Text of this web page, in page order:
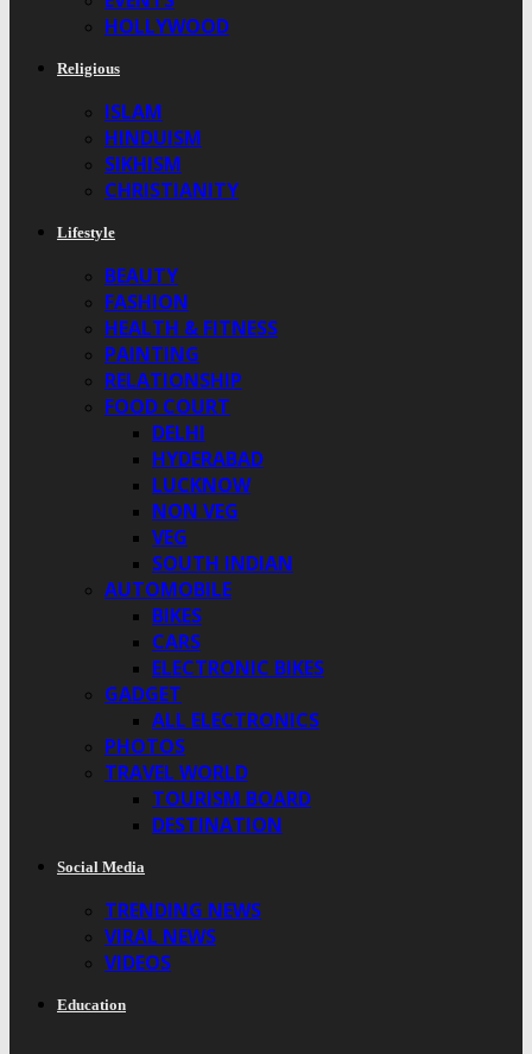
HOLLYWOOD
Religious
ISLAM
HINDUISM
SIKHISM
CHRISTIANITY
Lifestyle
BEAUTY
FASHION
HEALTH & FITNESS
PAINTING
RELATIONSHIP
FOOD COURT
DELHI
HYDERABAD
LUCKNOW
NON VEG
VEG
SOUTH INDIAN
AUTOMOBILE
BIKES
CARS
ELECTRONIC BIKES
GADGET
ALL ELECTRONICS
PHOTOS
TRAVEL WORLD
TOURISM BOARD
DESTINATION
Social Media
TRENDING NEWS
VIRAL NEWS
VIDEOS
Education